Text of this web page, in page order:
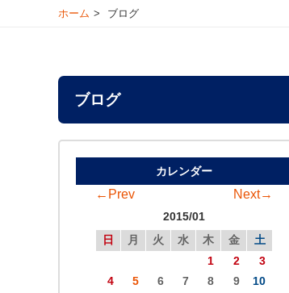
ホーム ブログ
ブログ
カレンダー
←Prev Next→
2015/01
日
月 火 水 木 金
土
1
2
3
4
5 6 7 8 9
10